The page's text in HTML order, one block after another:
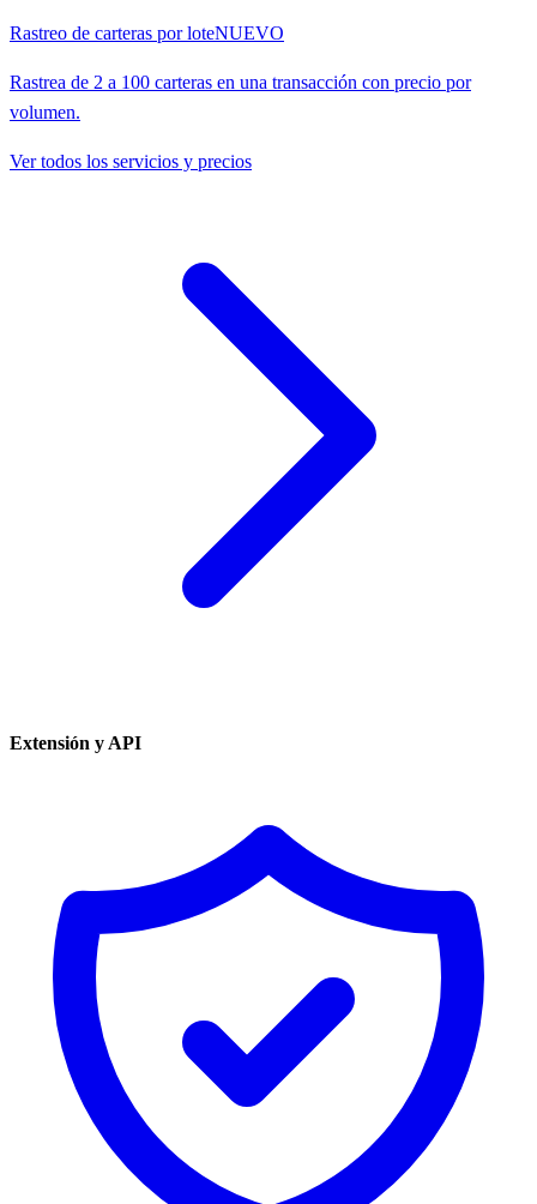
Rastreo de carteras por loteNUEVO
Rastrea de 2 a 100 carteras en una transacción con precio por
volumen.
Ver todos los servicios y precios
Extensión y API